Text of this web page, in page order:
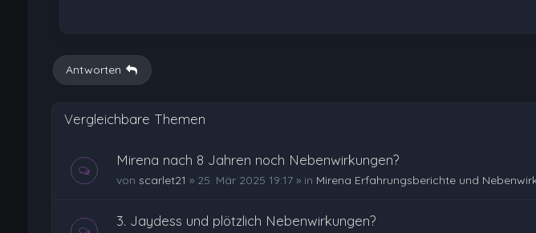
Antworten
Vergleichbare Themen
Mirena nach 8 Jahren noch Nebenwirkungen?
von scarlet21 » 25. Mär 2025 19:17» in Mirena Erfahrungsberichte und
3. Jaydess und plötzlich Nebenwirkungen?